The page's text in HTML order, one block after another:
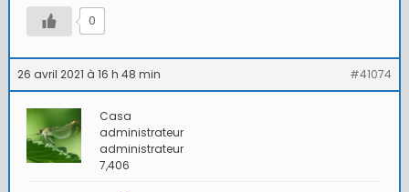
0
26 avril 2021 à 16 h 48 min #41074
Casa
administrateur
administrateur
7,406